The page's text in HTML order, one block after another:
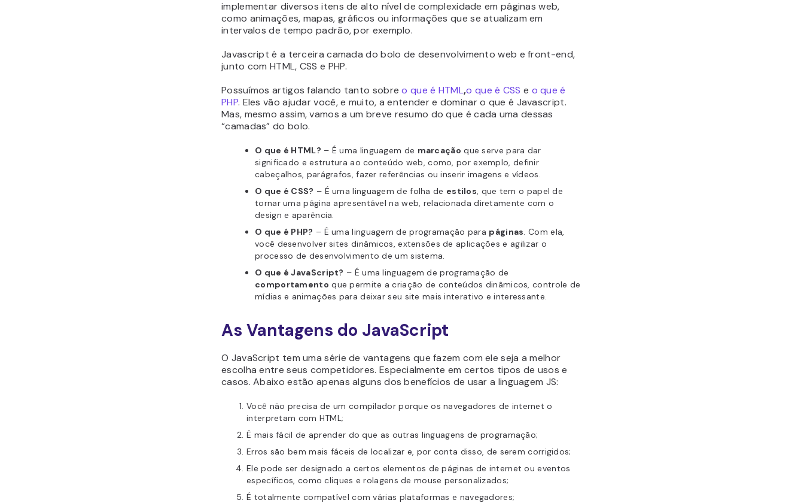
implementar diversos itens de alto nível de complexidade em páginas web,
como animações, mapas, gráficos ou informações que se atualizam em
intervalos de tempo padrão, por exemplo.
Javascript é a terceira camada do bolo de desenvolvimento web e front-end,
junto com HTML, CSS e PHP.
Possuímos artigos falando tanto sobreo que é HTML,o que é CSS e o que é
PHP. Eles vão ajudar você, e muito, a entender e dominar o que é Javascript.
Mas, mesmo assim, vamos a um breve resumo do que é cada uma dessas
“camadas” do bolo.
O que é HTML? – É uma linguagem de marcação que serve para dar
significado e estrutura ao conteúdo web, como, por exemplo, definir
cabeçalhos, parágrafos, fazer referências ou inserir imagens e vídeos.
O que é CSS? – É uma linguagem de folha de estilos, que tem o papel de
tornar uma página apresentável na web, relacionada diretamente com o
design e aparência.
O que é PHP? – É uma linguagem de programação para páginas. Com ela,
você desenvolver sites dinâmicos, extensões de aplicações e agilizar o
processo de desenvolvimento de um sistema.
O que é JavaScript? – É uma linguagem de programação de
comportamento que permite a criação de conteúdos dinâmicos, controle de
mídias e animações para deixar seu site mais interativo e interessante.
As Vantagens do JavaScript
O JavaScript tem uma série de vantagens que fazem com ele seja a melhor
escolha entre seus competidores. Especialmente em certos tipos de usos e
casos. Abaixo estão apenas alguns dos benefícios de usar a linguagem JS:
Você não precisa de um compilador porque os navegadores de internet o
interpretam com HTML;
É mais fácil de aprender do que as outras linguagens de programação;
Erros são bem mais fáceis de localizar e, por conta disso, de serem corrigidos;
Ele pode ser designado a certos elementos de páginas de internet ou eventos
específicos, como cliques e rolagens de mouse personalizados;
É totalmente compatível com várias plataformas e navegadores;